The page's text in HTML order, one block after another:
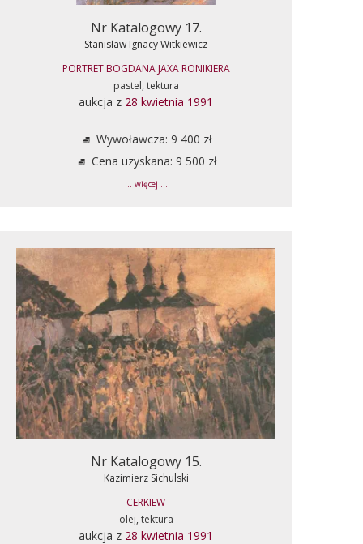
Nr Katalogowy 17.
Stanisław Ignacy Witkiewicz
PORTRET BOGDANA JAXA RONIKIERA
pastel, tektura
aukcja z 28 kwietnia 1991
Wywoławcza: 9 400 zł
Cena uzyskana: 9 500 zł
... więcej ...
Nr Katalogowy 15.
Kazimierz Sichulski
CERKIEW
olej, tektura
aukcja z 28 kwietnia 1991